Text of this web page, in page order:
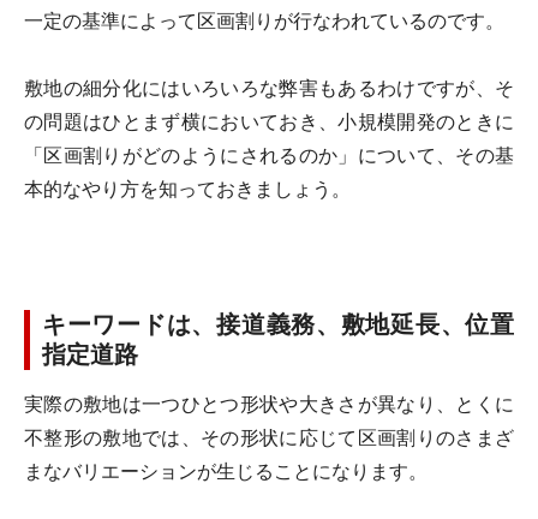
一定の基準によって区画割りが行なわれているのです。
敷地の細分化にはいろいろな弊害もあるわけですが、そ
の問題はひとまず横においておき、小規模開発のときに
「区画割りがどのようにされるのか」について、その基
本的なやり方を知っておきましょう。
キーワードは、接道義務、敷地延長、位置
指定道路
実際の敷地は一つひとつ形状や大きさが異なり、とくに
不整形の敷地では、その形状に応じて区画割りのさまざ
まなバリエーションが生じることになります。